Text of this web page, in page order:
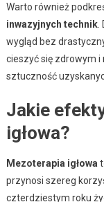
Warto również
inwazyjnych technik.
wygląd bez
cieszyć się zdrowym i
sztuczność
Jakie
igłowa?
Mezoterapia igłowa
przynosi szereg
czterdziestym roku